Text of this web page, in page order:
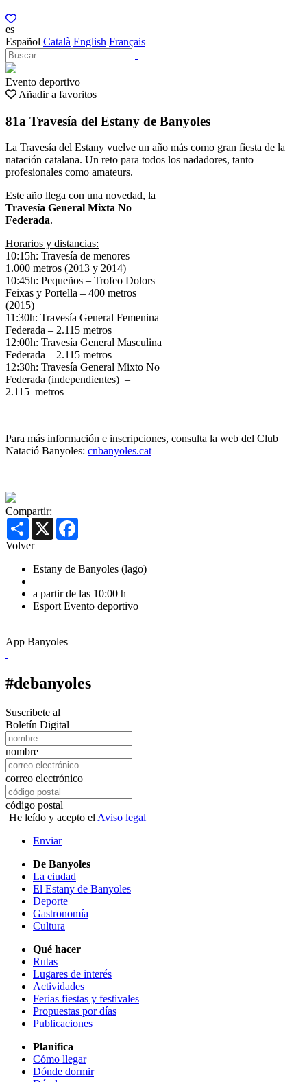
es
Español Català English Français
Evento deportivo
Añadir a favoritos
81a Travesía del Estany de Banyoles
La Travesía del Estany vuelve un año más como gran fiesta de la
natación catalana. Un reto para todos los nadadores, tanto
profesionales como amateurs.
Este año llega con una novedad, la
Travesía General Mixta No
Federada.
Horarios y distancias:
10:15h: Travesía de menores –
1.000 metros (2013 y 2014)
10:45h: Pequeños – Trofeo Dolors
Feixas y Portella – 400 metros
(2015)
11:30h: Travesía General Femenina
Federada – 2.115 metros
12:00h: Travesía General Masculina
Federada – 2.115 metros
12:30h: Travesía General Mixto No
Federada (independientes) –
2.115 metros
Para más información e inscripciones, consulta la web del Club
Natació Banyoles: cnbanyoles.cat
Compartir:
Share X
Volver
Estany de Banyoles (lago)
a partir de las 10:00 h
Esport Evento deportivo
App Banyoles
#debanyoles
Suscribete al
Boletín Digital
nombre
correo electrónico
código postal
He leído y acepto el Aviso legal
Enviar
De Banyoles
La ciudad
El Estany de Banyoles
Deporte
Gastronomía
Cultura
Qué hacer
Rutas
Lugares de interés
Actividades
Ferias fiestas y festivales
Propuestas por días
Publicaciones
Planifica
Cómo llegar
Dónde dormir